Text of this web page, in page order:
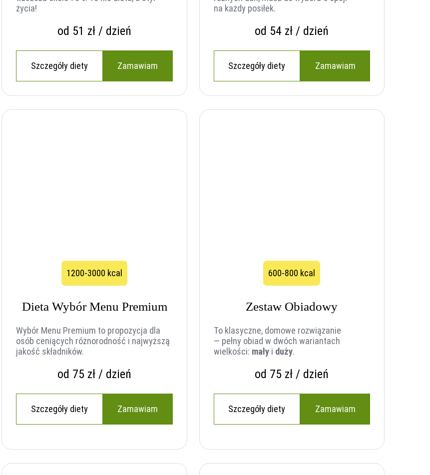
życia!
od 51 zł / dzień
Szczegóły diety Zamawiam
na każdy posiłek.
od 54 zł / dzień
Szczegóły diety Zamawiam
1200-3000 kcal
Dieta Wybór Menu Premium
Wybór Menu Premium to propozycja dla
osób ceniących różnorodność i najwyższą
jakość składników.
od 75 zł / dzień
Szczegóły diety Zamawiam
600-800 kcal
Zestaw Obiadowy
To klasyczne, domowe rozwiązanie
— pełny obiad w dwóch wariantach
wielkości: małyi duży.
od 75 zł / dzień
Szczegóły diety Zamawiam